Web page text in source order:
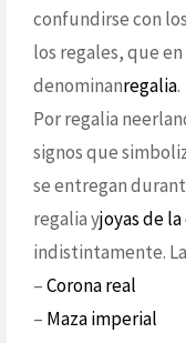
confundirse con
los regales, que
denominanregalia.
Por regalia
signos que
se entregan
regalia yjoyas de
indistintamente.
–Corona real
– Maza imperial